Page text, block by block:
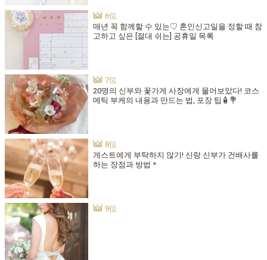
매년 꼭 함께할 수 있는♡ 혼인신고일을 정할 때 참
고하고 싶은 [절대 쉬는] 공휴일 목록
20명의 신부와 꽃가게 사장에게 물어보았다! 코스
메틱 부케의 내용과 만드는 법, 포장 팁🧴💐
게스트에게 부탁하지 않기! 신랑 신부가 건배사를
하는 장점과 방법＊